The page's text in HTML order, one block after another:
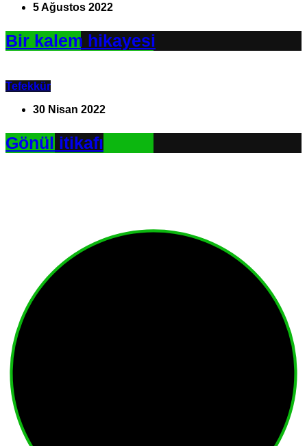
5 Ağustos 2022
Bir kalem hikayesi
Tefekkür
30 Nisan 2022
Gönül itikafı